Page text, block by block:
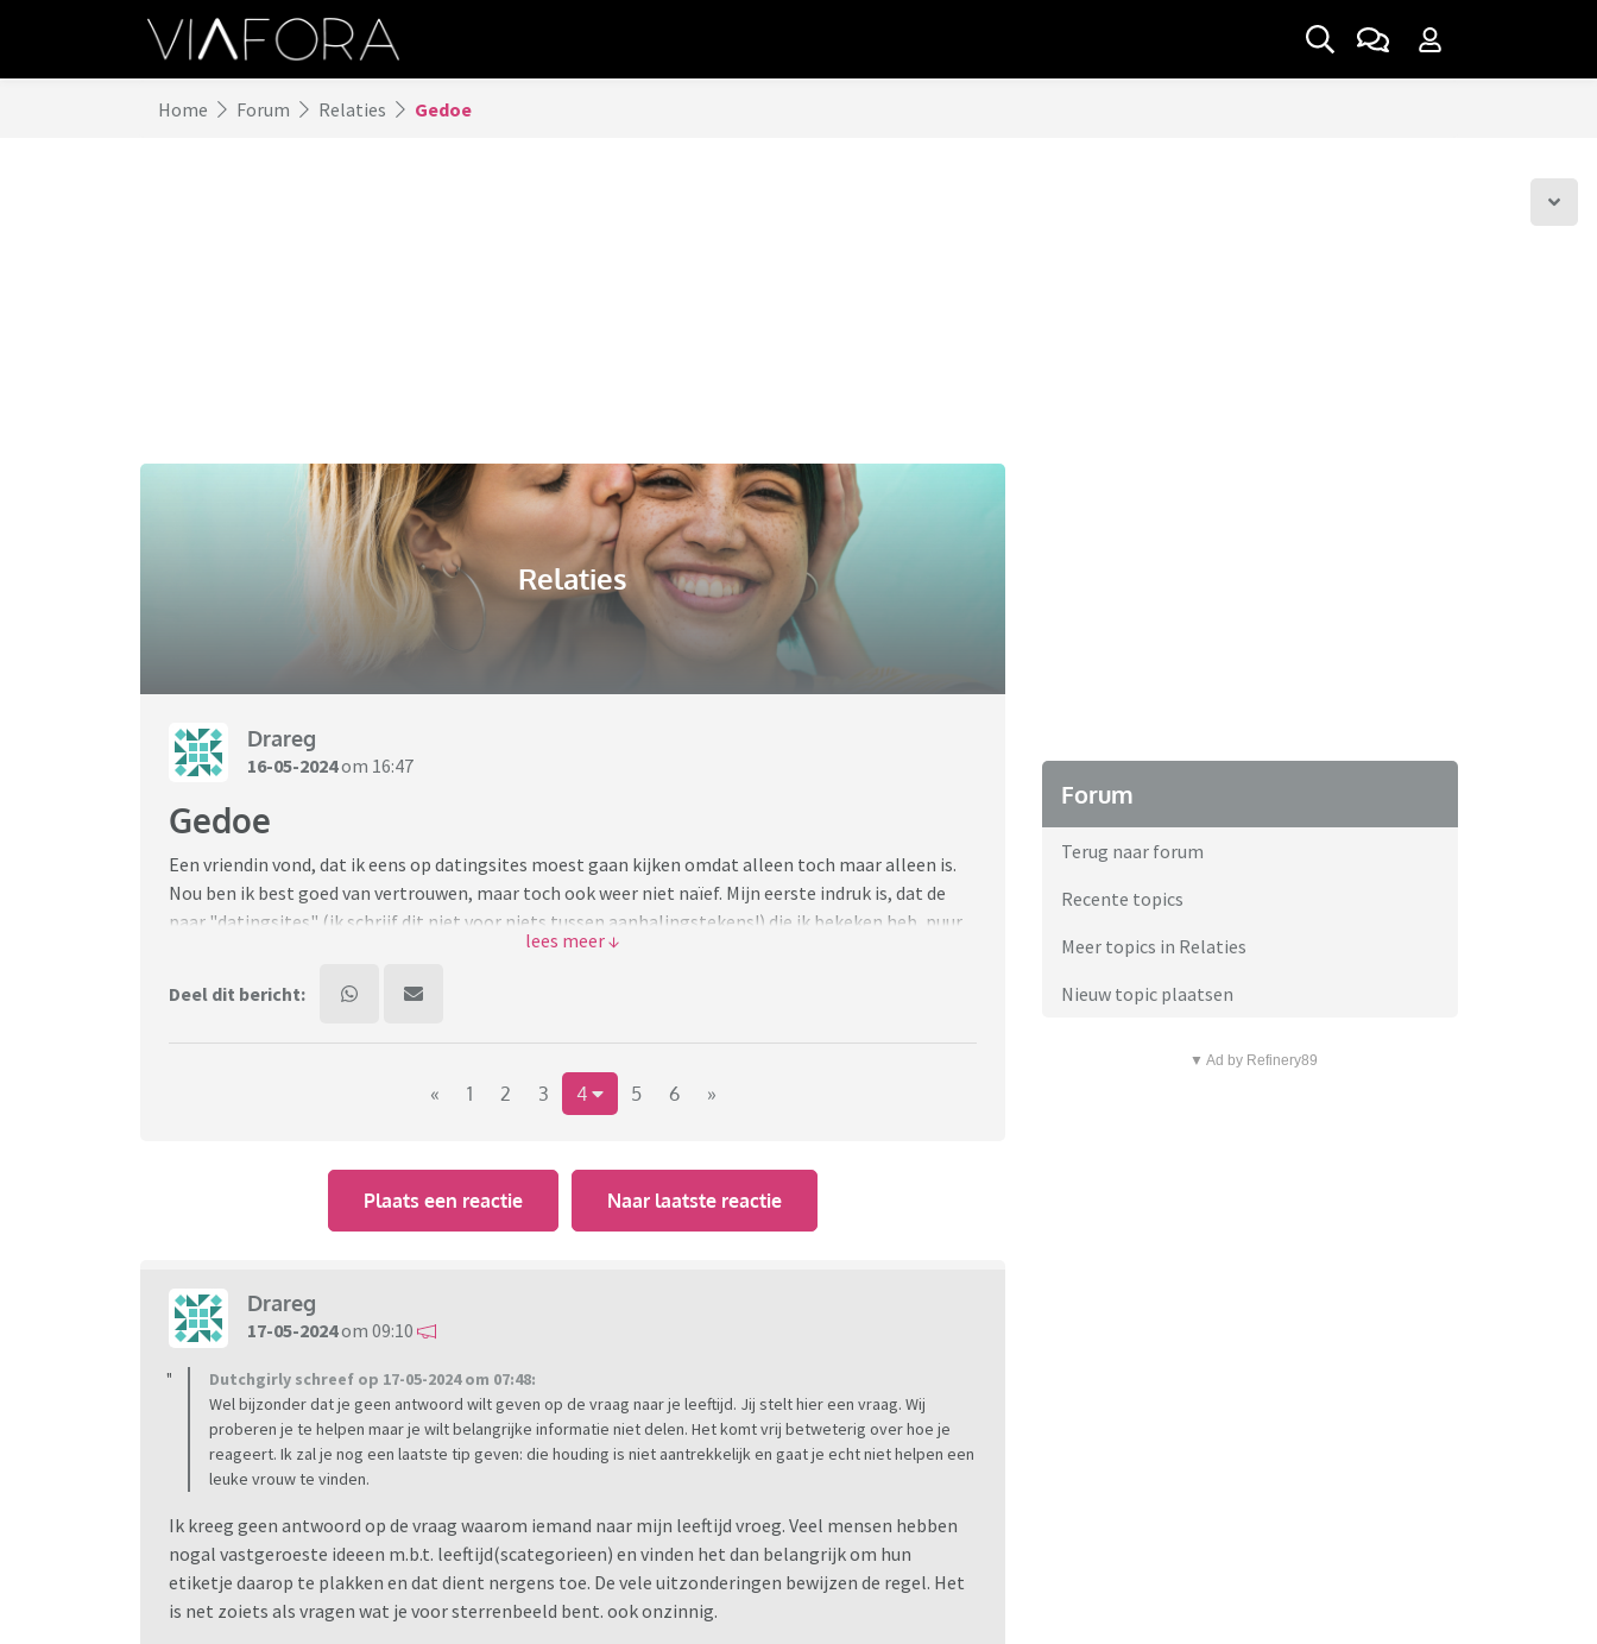
Home Forum Relaties Gedoe
Relaties
Drareg
16-05-2024om 16:47
Gedoe
Een vriendin vond, dat ik eens op datingsites moest gaan kijken omdat alleen toch maar alleen is.
Nou ben ik best goed van vertrouwen, maar toch ook weer niet naïef. Mijn eerste indruk is, dat de
paar "datingsites" (ik schrijf dit niet voor niets tussen aanhalingstekens!) die ik bekeken heb, puur
bedrog zijn. Ik begrijp, dat er geen garantie op resultaat gegeven kan worden en niet op elk potje
voorwendselen. Net als advocaten die altijd scoren of je nou wint of verliest. De foto's laten bijna
Zit ik er ver naast, dat je die sites beter kunt mijden?
Deel dit bericht:
« 1 2 3 4 5 6 »
Plaats een reactie Naar laatste reactie
Drareg
17-05-2024om 09:10
Dutchgirly schreef op 17-05-2024 om 07:48:
Wel bijzonder dat je geen antwoord wilt geven op de vraag naar je leeftijd. Jij stelt hier een vraag. Wij
proberen je te helpen maar je wilt belangrijke informatie niet delen. Het komt vrij betweterig over hoe je
reageert. Ik zal je nog een laatste tip geven: die houding is niet aantrekkelijk en gaat je echt niet helpen een
leuke vrouw te vinden.
Ik kreeg geen antwoord op de vraag waarom iemand naar mijn leeftijd vroeg. Veel mensen hebben
nogal vastgeroeste ideeen m.b.t. leeftijd(scategorieen) en vinden het dan belangrijk om hun
etiketje daarop te plakken en dat dient nergens toe. De vele uitzonderingen bewijzen de regel. Het
is net zoiets als vragen wat je voor sterrenbeeld bent. ook onzinnig.
Forum
Terug naar forum
Recente topics
Meer topics in Relaties
Nieuw topic plaatsen
▼ Ad by Refinery89